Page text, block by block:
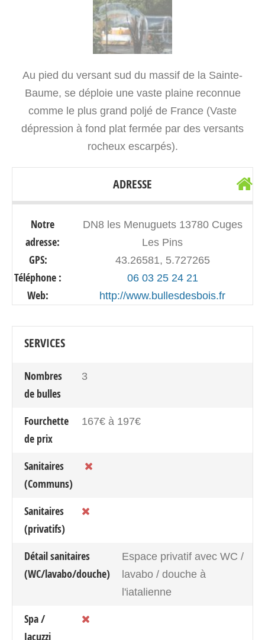
Au pied du versant sud du massif de la Sainte-
Baume, se déploie une vaste plaine reconnue
comme le plus grand poljé de France (Vaste
dépression à fond plat fermée par des versants
rocheux escarpés).
ADRESSE
Notre
adresse:
DN8 les Menuguets 13780 Cuges
Les Pins
GPS: 43.26581, 5.727265
Téléphone : 06 03 25 24 21
Web: http://www.bullesdesbois.fr
SERVICES
Nombres
de bulles
3
Fourchette
de prix
167€ à 197€
Sanitaires
(Communs)
Sanitaires
(privatifs)
Détail sanitaires
(WC/lavabo/douche)
Espace privatif avec WC /
lavabo / douche à
l'iatalienne
Spa /
Jacuzzi